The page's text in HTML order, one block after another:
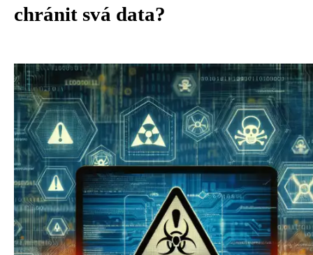
chránit svá data?